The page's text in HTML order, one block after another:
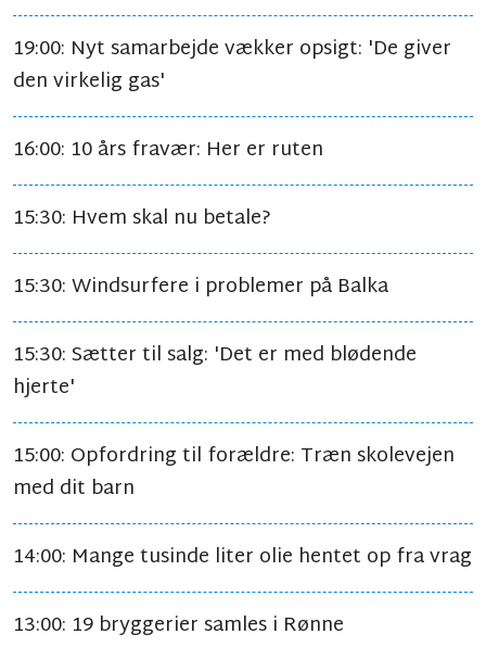
19:00: Nyt samarbejde vækker opsigt: 'De giver
den virkelig gas'
16:00: 10 års fravær: Her er ruten
15:30: Hvem skal nu betale?
15:30: Windsurfere i problemer på Balka
15:30: Sætter til salg: 'Det er med blødende
hjerte'
15:00: Opfordring til forældre: Træn skolevejen
med dit barn
14:00: Mange tusinde liter olie hentet op fra vrag
13:00: 19 bryggerier samles i Rønne